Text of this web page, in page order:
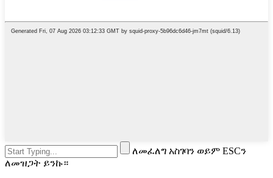
ለመፈለግ አስገባን ወይም ESCን
ለመዝጋት ይንኩ።